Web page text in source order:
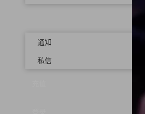
通知
私信